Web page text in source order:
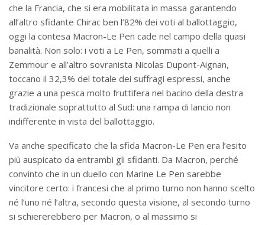
che la Francia, che si era mobilitata in massa garantendo
all’altro sfidante Chirac ben l’82% dei voti al ballottaggio,
oggi la contesa Macron-Le Pen cade nel campo della quasi
banalità. Non solo: i voti a Le Pen, sommati a quelli a
Zemmour e all’altro sovranista Nicolas Dupont-Aignan,
toccano il 32,3% del totale dei suffragi espressi, anche
grazie a una pesca molto fruttifera nel bacino della destra
tradizionale soprattutto al Sud: una rampa di lancio non
indifferente in vista del ballottaggio.
Va anche specificato che la sfida Macron-Le Pen era l’esito
più auspicato da entrambi gli sfidanti. Da Macron, perché
convinto che in un duello con Marine Le Pen sarebbe
vincitore certo: i francesi che al primo turno non hanno scelto
né l’uno né l’altra, secondo questa visione, al secondo turno
si schiererebbero per Macron, o al massimo si